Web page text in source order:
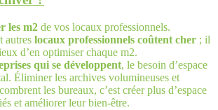
les m2 de vos locaux professionnels.
autres locaux professionnels coûtent cher ; il
d’en optimiser chaque m2.
qui se développent, le besoin d’espace
Éliminer les archives volumineuses et
les bureaux, c’est créer plus d’espace
et améliorer leur bien-être.